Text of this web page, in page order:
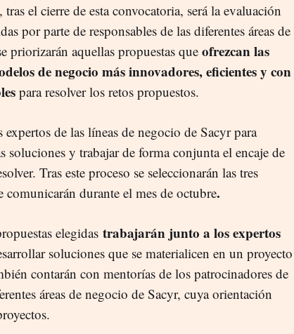
el cierre de esta convocatoria, será la evaluación
por parte de responsables de las diferentes áreas de
priorizarán aquellas propuestas que ofrezcan las
de negocio más innovadores, eficientes y con
para resolver los retos propuestos.
de las líneas de negocio de Sacyrpara
soluciones y trabajar de forma conjunta el encaje de
Tras este proceso se seleccionarán las tres
comunicarán durante el mes de octubre.
elegidas trabajarán junto a los expertos
soluciones que se materialicen en un proyecto
contarán con mentorías de los patrocinadores de
áreas de negocio de Sacyr, cuya orientación